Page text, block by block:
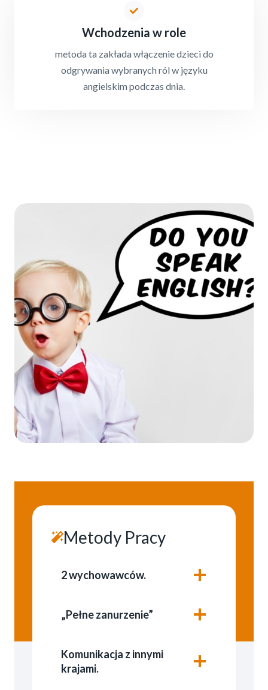
Wchodzenia w role
metoda ta zakłada włączenie dzieci do
odgrywania wybranych ról w języku
angielskim podczas dnia.
Metody Pracy
2 wychowawców.
„Pełne zanurzenie”
Komunikacja z innymi
krajami.